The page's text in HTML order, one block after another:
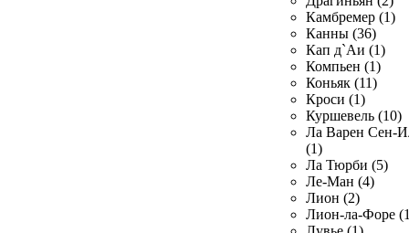
Камбремер (1)
Канны (36)
Кап д`Аи (1)
Компьен (1)
Коньяк (11)
Кроси (1)
Куршевель (10)
Ла Варен Сен-
(1)
Ла Тюрби (5)
Ле-Ман (4)
Лион (2)
Лион-ла-Форе